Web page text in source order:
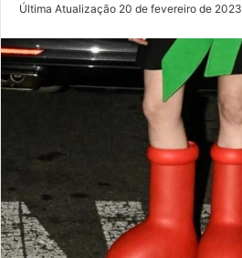
Última Atualização 20 de fevereiro de 2023